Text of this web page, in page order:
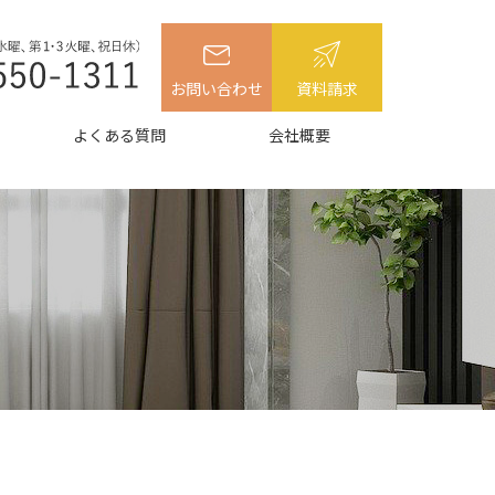
お問い合わせ 資料請求
よくある質問 会社概要